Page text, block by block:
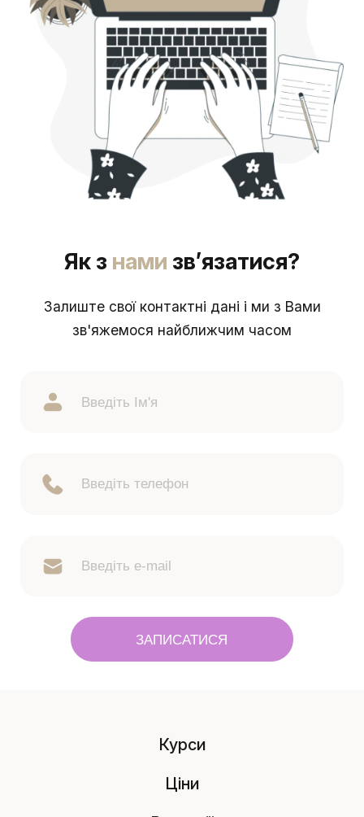
Як з нами зв’язатися?
Залиште свої контактні дані і ми з Вами
зв'яжемося найближчим часом
ЗАПИСАТИСЯ
Курси
Ціни